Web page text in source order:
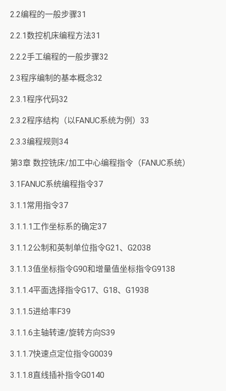
2.2编程的一般步骤31
2.2.1数控机床编程方法31
2.2.2手工编程的一般步骤32
2.3程序编制的基本概念32
2.3.1程序代码32
2.3.2程序结构（以FANUC系统为例）33
2.3.3编程规则34
第3章 数控铣床/加工中心编程指令（FANUC系统）
3.1FANUC系统编程指令37
3.1.1常用指令37
3.1.1.1工作坐标系的确定37
3.1.1.2公制和英制单位指令G21、G2038
3.1.1.3值坐标指令G90和增量值坐标指令G9138
3.1.1.4平面选择指令G17、G18、G1938
3.1.1.5进给率F39
3.1.1.6主轴转速/旋转方向S39
3.1.1.7快速点定位指令G0039
3.1.1.8直线插补指令G0140